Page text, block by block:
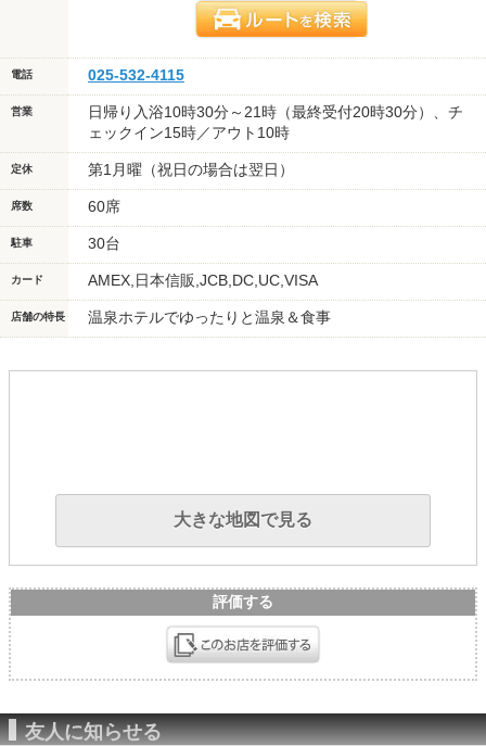
電話 025-532-4115
営業
日帰り入浴10時30分～21時（最終受付20時30分）、チ
ェックイン15時／アウト10時
定休 第1月曜（祝日の場合は翌日）
席数 60席
駐車 30台
カード AMEX,日本信販,JCB,DC,UC,VISA
店舗の特長 温泉ホテルでゆったりと温泉＆食事
大きな地図で見る
評価する
友人に知らせる